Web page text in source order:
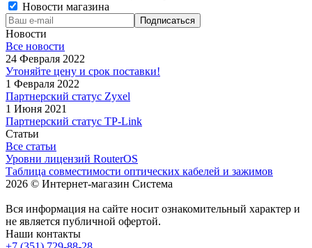
Новости магазина
Новости
Все новости
24 Февраля 2022
Утоняйте цену и срок поставки!
1 Февраля 2022
Партнерский статус Zyxel
1 Июня 2021
Партнерский статус TP-Link
Статьи
Все статьи
Уровни лицензий RouterOS
Таблица совместимости оптических кабелей и зажимов
2026 © Интернет-магазин Система
Вся информация на сайте носит ознакомительный характер и
не является публичной офертой.
Наши контакты